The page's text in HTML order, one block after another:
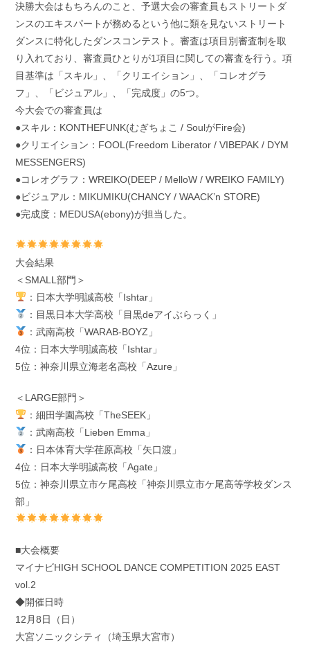
決勝大会はもちろんのこと、予選大会の審査員もストリートダ
ンスのエキスパートが務めるという他に類を⾒ないストリート
ダンスに特化したダンスコンテスト。審査は項目別審査制を取
り入れており、審査員ひとりが1項目に関しての審査を行う。項
目基準は「スキル」、「クリエイション」、「コレオグラ
フ」、「ビジュアル」、「完成度」の5つ。
今大会での審査員は
●スキル：KONTHEFUNK(むぎちょこ / SoulがFire会)
●クリエイション：FOOL(Freedom Liberator / VIBEPAK / DYM
MESSENGERS)
●コレオグラフ：WREIKO(DEEP / MelloW / WREIKO FAMILY)
●ビジュアル：MIKUMIKU(CHANCY / WAACK’n STORE)
●完成度：MEDUSA(ebony)が担当した。
大会結果
＜SMALL部門＞
：日本大学明誠高校「Ishtar」
：目黒日本大学高校「目黒deアイぶらっく」
：武南高校「WARAB-BOYZ」
4位：日本大学明誠高校「Ishtar」
5位：神奈川県立海老名高校「Azure」
＜LARGE部門＞
：細田学園高校「TheSEEK」
：武南高校「Lieben Emma」
：日本体育大学荏原高校「矢口渡」
4位：日本大学明誠高校「Agate」
5位：神奈川県立市ケ尾高校「神奈川県立市ケ尾高等学校ダンス
部」
■大会概要
マイナビHIGH SCHOOL DANCE COMPETITION 2025 EAST
vol.2
◆開催日時
12月8日（日）
大宮ソニックシティ（埼玉県大宮市）